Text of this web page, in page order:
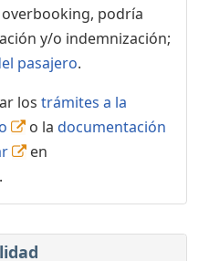
podría
y/o indemnización;
pasajero.
los trámites a la
o la documentación
en